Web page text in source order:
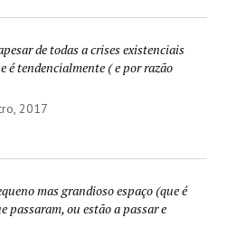
de todas a crises existenciais
é tendencialmente ( e por razão
2017
mas grandioso espaço (que é
passaram, ou estão a passar e